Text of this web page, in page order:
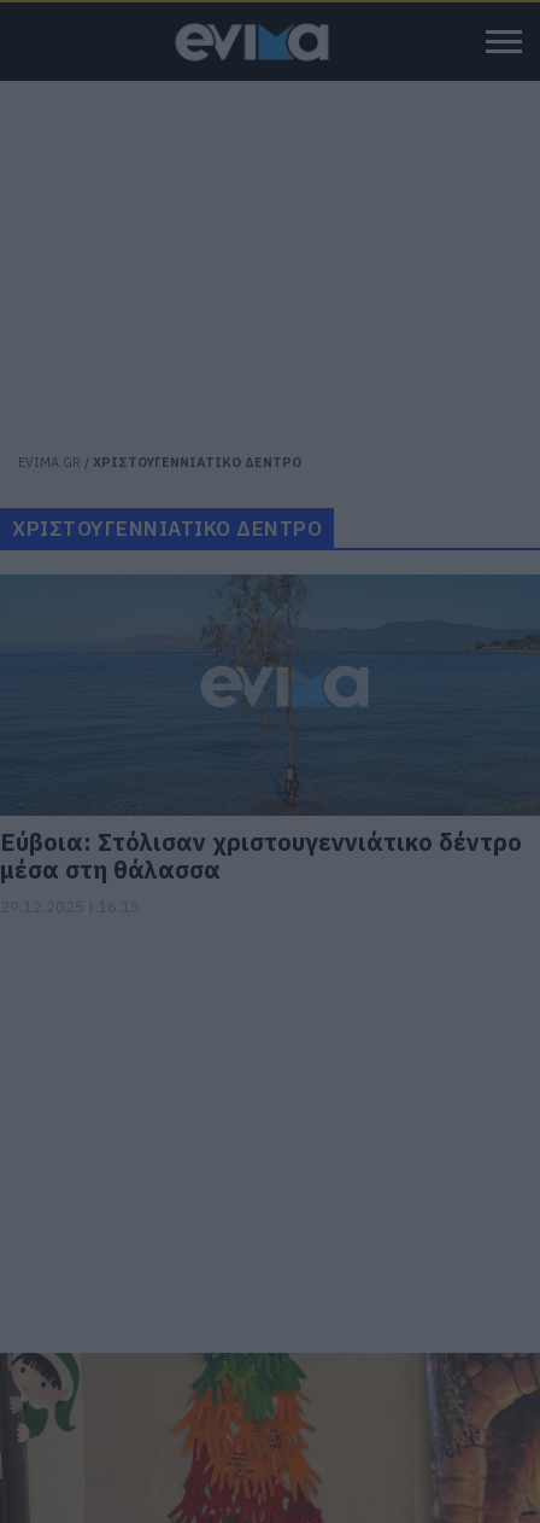
EVIMA.GR / ΧΡΙΣΤΟΥΓΕΝΝΙΑΤΙΚΟ ΔΕΝΤΡΟ
ΧΡΙΣΤΟΥΓΕΝΝΙΑΤΙΚΟ ΔΕΝΤΡΟ
Εύβοια: Στόλισαν χριστουγεννιάτικο δέντρο
μέσα στη θάλασσα